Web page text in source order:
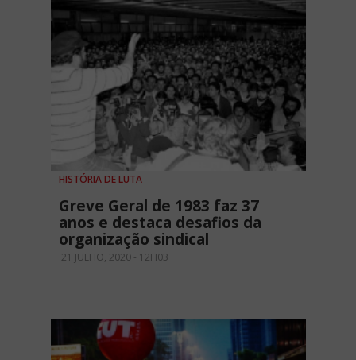
HISTÓRIA DE LUTA
Greve Geral de 1983 faz 37
anos e destaca desafios da
organização sindical
21 JULHO, 2020 - 12H03